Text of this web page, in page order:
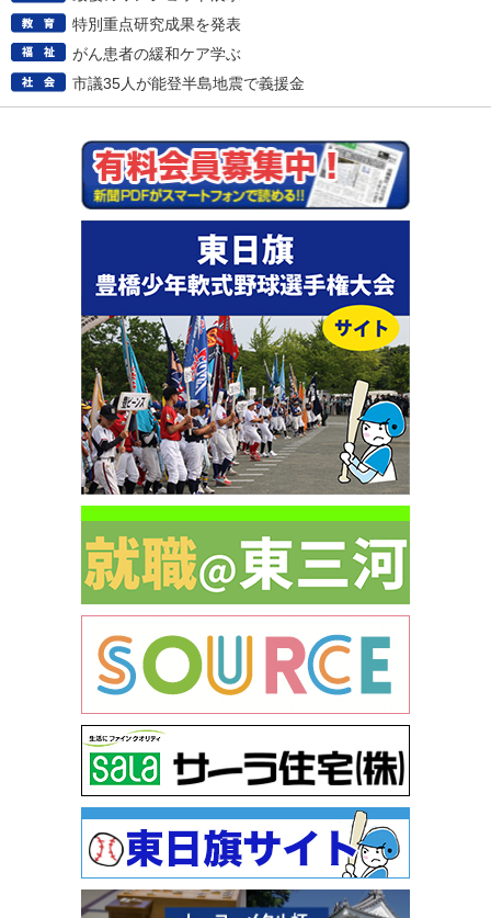
特別重点研究成果を発表
がん患者の緩和ケア学ぶ
市議35人が能登半島地震で義援金